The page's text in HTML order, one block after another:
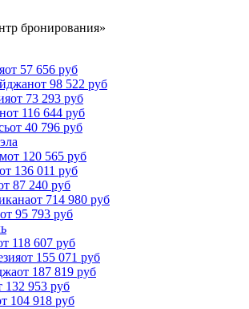
бронирования»
от 57 656 руб
от 98 522 руб
от 73 293 руб
от 116 644 руб
от 40 796 руб
от 120 565 руб
от 136 011 руб
87 240 руб
от 714 980 руб
от 95 793 руб
118 607 руб
от 155 071 руб
от 187 819 руб
132 953 руб
104 918 руб